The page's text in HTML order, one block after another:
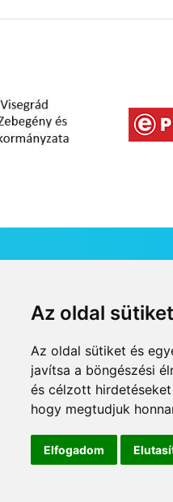
Az oldal
Az oldal sütiket és
javítsa a böngészési
és célzott
hogy megtudjuk
Elfogadom